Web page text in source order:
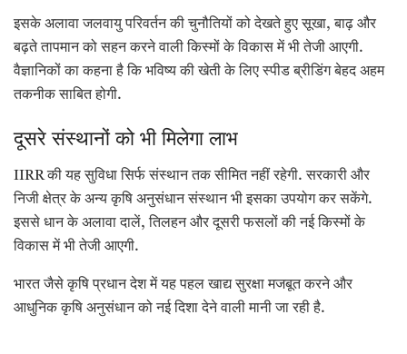
इसके अलावा जलवायु परिवर्तन की चुनौतियों को देखते हुए सूखा, बाढ़ और
बढ़ते तापमान को सहन करने वाली किस्मों के विकास में भी तेजी आएगी.
वैज्ञानिकों का कहना है कि भविष्य की खेती के लिए स्पीड ब्रीडिंग बेहद अहम
तकनीक साबित होगी.
दूसरे संस्थानों को भी मिलेगा लाभ
IIRR की यह सुविधा सिर्फ संस्थान तक सीमित नहीं रहेगी. सरकारी और
निजी क्षेत्र के अन्य कृषि अनुसंधान संस्थान भी इसका उपयोग कर सकेंगे.
इससे धान के अलावा दालें, तिलहन और दूसरी फसलों की नई किस्मों के
विकास में भी तेजी आएगी.
भारत जैसे कृषि प्रधान देश में यह पहल खाद्य सुरक्षा मजबूत करने और
आधुनिक कृषि अनुसंधान को नई दिशा देने वाली मानी जा रही है.